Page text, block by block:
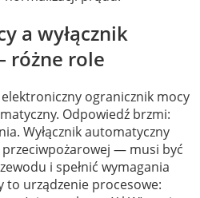
a wyłącznik
różne role
ogranicznik mocy
Odpowiedź brzmi:
Wyłącznik automatyczny
— musi być
i spełnić wymagania
to urządzenie procesowe: